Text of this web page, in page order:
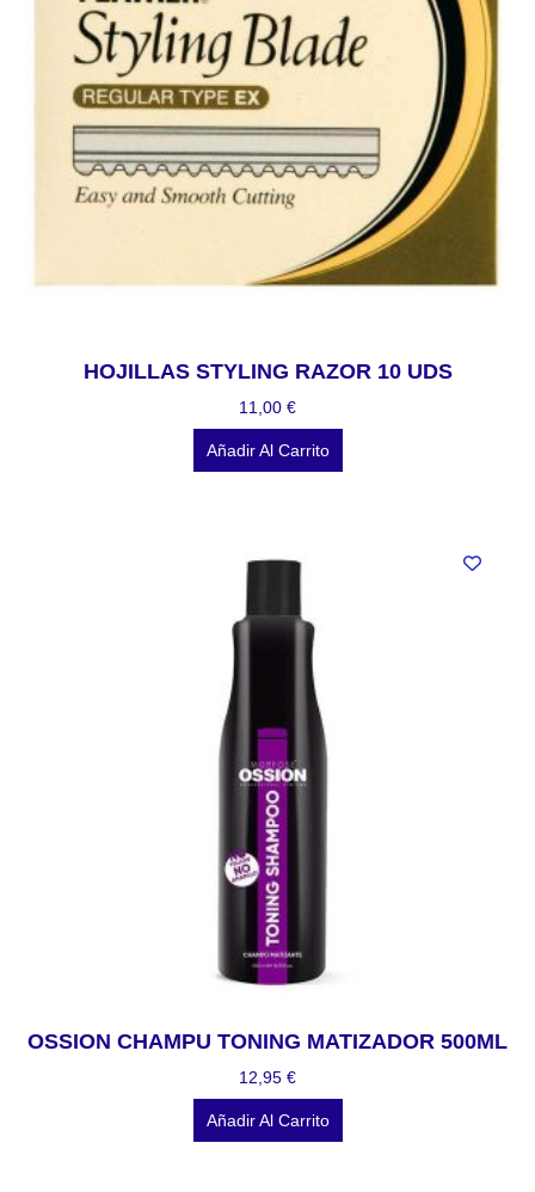
HOJILLAS STYLING RAZOR 10 UDS
11,00 €
Añadir Al Carrito
OSSION CHAMPU TONING MATIZADOR 500ML
12,95 €
Añadir Al Carrito